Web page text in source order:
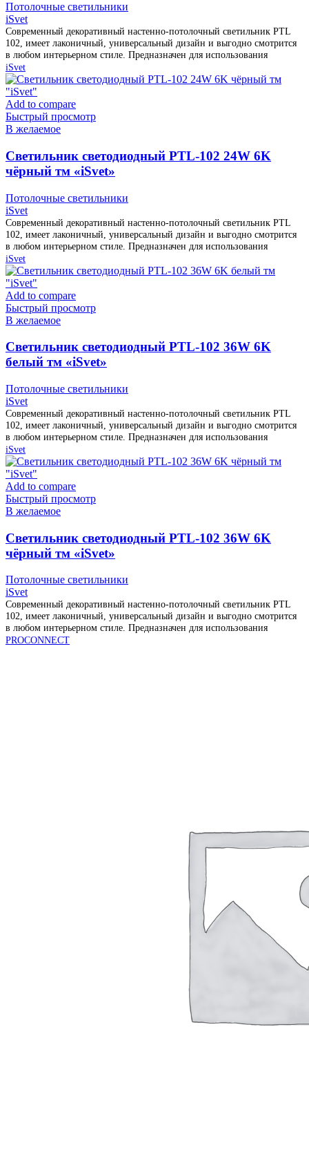
Потолочные светильники
iSvet
Современный декоративный настенно-потолочный светильник PTL
102, имеет лаконичный, универсальный дизайн и выгодно смотрится
в любом интерьерном стиле. Предназначен для использования
iSvet
Add to compare
Быстрый просмотр
В желаемое
Cветильник светодиодный PTL-102 24W 6K
чёрный тм «iSvet»
Потолочные светильники
iSvet
Современный декоративный настенно-потолочный светильник PTL
102, имеет лаконичный, универсальный дизайн и выгодно смотрится
в любом интерьерном стиле. Предназначен для использования
iSvet
Add to compare
Быстрый просмотр
В желаемое
Cветильник светодиодный PTL-102 36W 6K
белый тм «iSvet»
Потолочные светильники
iSvet
Современный декоративный настенно-потолочный светильник PTL
102, имеет лаконичный, универсальный дизайн и выгодно смотрится
в любом интерьерном стиле. Предназначен для использования
iSvet
Add to compare
Быстрый просмотр
В желаемое
Cветильник светодиодный PTL-102 36W 6K
чёрный тм «iSvet»
Потолочные светильники
iSvet
Современный декоративный настенно-потолочный светильник PTL
102, имеет лаконичный, универсальный дизайн и выгодно смотрится
в любом интерьерном стиле. Предназначен для использования
PROCONNECT